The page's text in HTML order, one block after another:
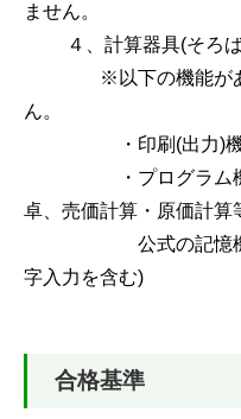
ません。
４、計算器具(そろば
※以下の機能がある
ん。
・印刷(出力)機能
・プログラム機能(
卓、売価計算・原価計算
公式の記憶機能が
字入力を含む)
合格基準